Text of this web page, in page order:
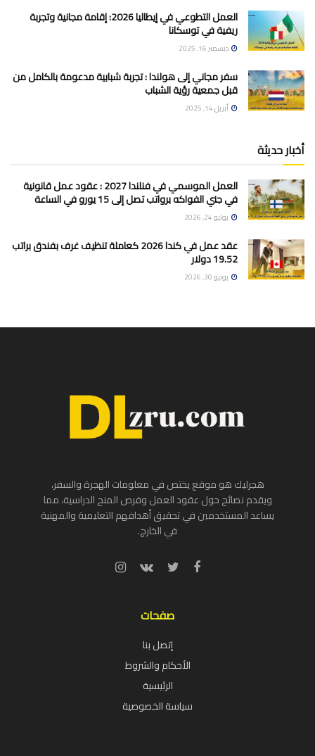
العمل التطوعي في إيطاليا 2026: إقامة مجانية وتجربة
ريفية في توسكانا
ديسمبر 16, 2025
سفر مجاني إلى هولندا : تجربة شبابية مدعومة بالكامل من
قبل جمعية رؤية الشباب
أبريل 14, 2025
أخبار حديثة
العمل الموسمي في فنلندا 2027 : عقود عمل قانونية
في جني الفواكه برواتب تصل إلى 15 يورو في الساعة
يوليو 24, 2026
عقد عمل في كندا 2026 كعاملة تنظيف غرف بفندق براتب
19.52 دولار
يونيو 30, 2026
هجرليك هو موقع يختص في معلومات الهجرة والسفر،
ويقدم نصائح حول عقود العمل وفرص المنح الدراسية، مما
يساعد المستخدمين في تحقيق أهدافهم التعليمية والمهنية
في الخارج.
صفحات
إتصل بنا
الأحكام والشروط
الرئيسية
سياسة الخصوصية